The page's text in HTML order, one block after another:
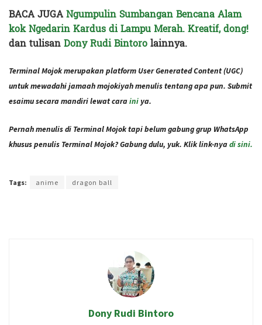
BACA JUGANgumpulin Sumbangan Bencana Alam
kok Ngedarin Kardus di Lampu Merah. Kreatif, dong!
dan tulisanDony Rudi Bintorolainnya.
Terminal Mojok merupakan platform User Generated Content (UGC)
untuk mewadahi jamaah mojokiyah menulis tentang apa pun. Submit
esaimu secara mandiri lewat caraini ya.
Pernah menulis di Terminal Mojok tapi belum gabung grup WhatsApp
khusus penulis Terminal Mojok? Gabung dulu, yuk. Klik link-nyadi sini.
Tags: anime dragon ball
Dony Rudi Bintoro